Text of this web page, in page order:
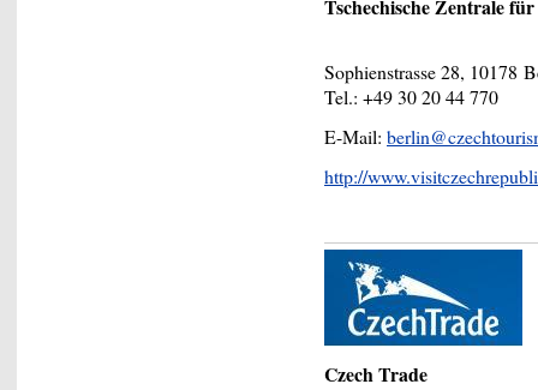
Tschechische Zentrale
Sophienstrasse 28, 10178
Tel.: +49 30 20 44 770
E-Mail:
http://
Czech Trade